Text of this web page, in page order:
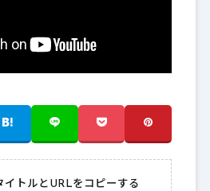
イトルとURLをコピーする